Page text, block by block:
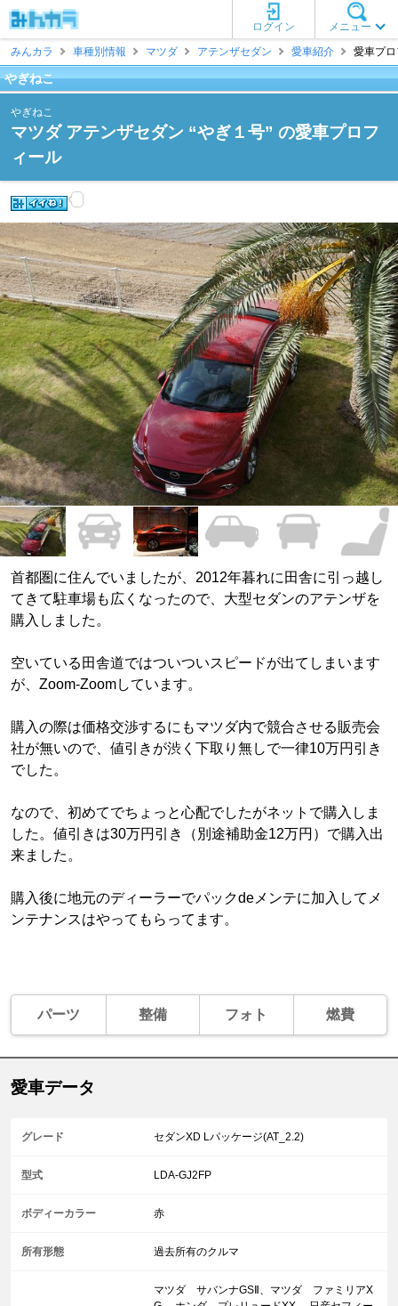
メニュー
ログイン
みんカラ
車種別情報 マツダ アテンザセダン 愛車紹介 愛車プ
やぎねこ
やぎねこ
マツダ アテンザセダン “やぎ１号” の愛車プロフ
ィール
首都圏に住んでいましたが、2012年暮れに田舎に引っ越し
てきて駐車場も広くなったので、大型セダンのアテンザを
購入しました。
空いている田舎道ではついついスピードが出てしまいます
が、Zoom-Zoomしています。
購入の際は価格交渉するにもマツダ内で競合させる販売会
社が無いので、値引きが渋く下取り無しで一律10万円引き
でした。
なので、初めてでちょっと心配でしたがネットで購入しま
した。値引きは30万円引き（別途補助金12万円）で購入出
来ました。
購入後に地元のディーラーでパックdeメンテに加入してメ
ンテナンスはやってもらってます。
パーツ 整備 フォト 燃費
愛車データ
グレード セダンXD Lパッケージ(AT_2.2)
型式 LDA-GJ2FP
ボディーカラー 赤
所有形態 過去所有のクルマ
マツダ サバンナGSⅡ、マツダ ファミリアX